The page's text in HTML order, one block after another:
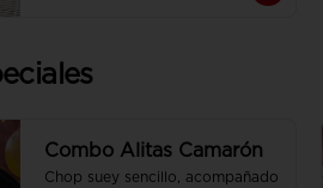
Combo Alitas Camarón
Chop suey sencillo, acompañado